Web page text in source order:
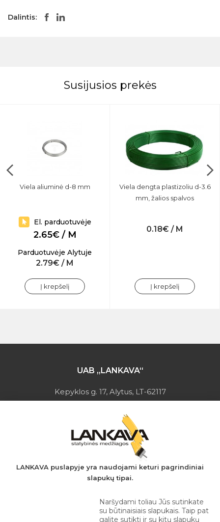
Dalintis:
Susijusios prekės
Viela aliuminė d-8 mm
El. parduotuvėje
2.65€ / M
Parduotuvėje Alytuje
2.79€ / M
Į krepšelį
Viela dengta plastizoliu d-3.6
mm, žalios spalvos
0.18€ / M
Į krepšelį
UAB „LANKAVA“
Kepyklos g. 17, Alytus, LT-62117
Įmonės kodas: 149728275
PVM mokėtojo kodas: LT497282716
A.s.: LT037044060001923651
AB SEB bankas
+370 610 42 222
LANKAVA puslapyje yra naudojami keturi pagrindiniai
slapukų tipai.
Naršydami toliau Jūs sutinkate
su būtinaisiais slapukais. Taip pat
galite sutikti ir su kitų slapukų